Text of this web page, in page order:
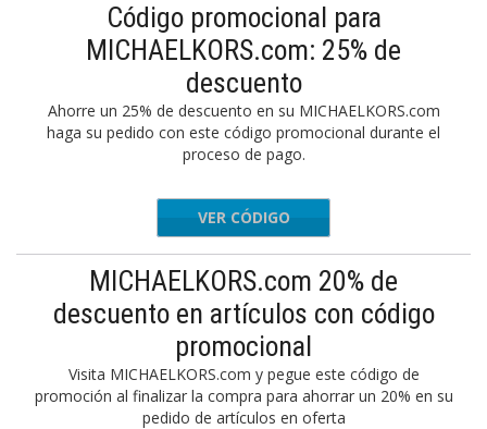
Código promocional para
MICHAELKORS.com: 25% de
descuento
Ahorre un 25% de descuento en su MICHAELKORS.com
haga su pedido con este código promocional durante el
proceso de pago.
FORYOU
VER CÓDIGO
MICHAELKORS.com 20% de
descuento en artículos con código
promocional
Visita MICHAELKORS.com y pegue este código de
promoción al finalizar la compra para ahorrar un 20% en su
pedido de artículos en oferta